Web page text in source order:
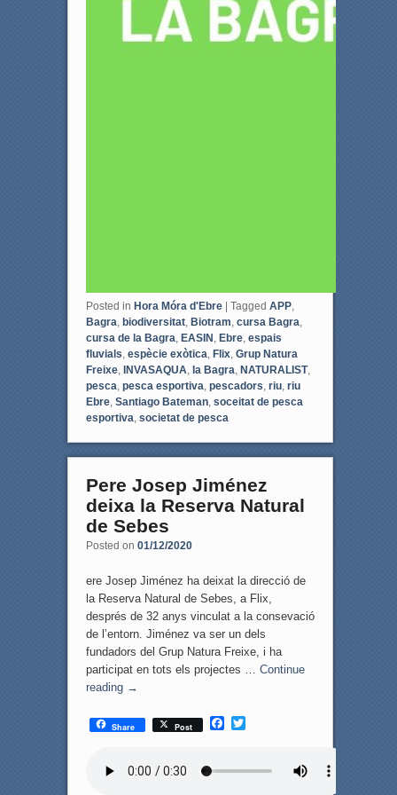
Posted in Hora Móra d'Ebre Tagged APP,
Bagra, biodiversitat, Biotram, cursa Bagra,
cursa de la Bagra, EASIN , Ebre, espais
fluvials, espècie exòtica, Flix, Grup Natura
Freixe, INVASAQUA, la Bagra, NATURALIST,
pesca, pesca esportiva, pescadors, riu, riu
Ebre, Santiago Bateman, soceitat de pesca
esportiva, societat de pesca
Pere Josep Jiménez
deixa la Reserva Natural
de Sebes
Posted on 01/12/2020
ere Josep Jiménez ha deixat la direcció de
la Reserva Natural de Sebes, a Flix,
després de 32 anys vinculat a la consevació
de l’entorn. Jiménez va ser un dels
fundadors del Grup Natura Freixe, i ha
participat en tots els projectes … Continue
reading →
Share Post
F
T